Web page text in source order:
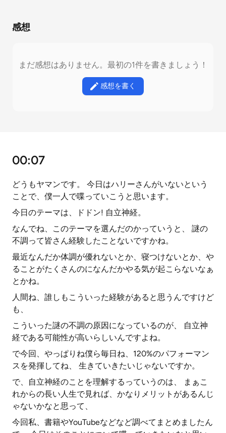
感想
まだ感想はありません。最初の1件を書きましょう！
感想を書く
00:07
どうもヤマンです。 今日はハリーさんがいないという
ことで、僕一人で喋っていこうと思います。
今日のテーマは、ドドン! 自立神経。
なんでね、このテーマを選んだのかっていうと、 謎の
不調って皆さん経験したことないですかね。
最近なんだか体調が優れないとか、寝つけないとか、や
ることがたくさんのになんだかやる気が起こらないなぁ
とかね。
人間ね、誰しもこういった経験があると思うんですけど
も、
こういった謎の不調の原因になっているのが、 自立神
経である可能性が高いらしいんですよね。
で今回、やっぱりね僕ら毎日ね、120%のパフォーマン
スを発揮してね、 生きていきたいじゃないですか。
で、自立神経のことを理解するっていうのは、 まぁこ
れからの長い人生で見れば、かなりメリットがあるんじ
ゃないかなと思って、
今回私、書籍やYouTubeなどなど調べてまとめましたん